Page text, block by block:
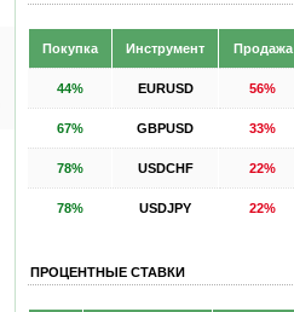
Покупка Инструмент Продажа
44% EURUSD 56%
67% GBPUSD 33%
78% USDCHF 22%
78% USDJPY 22%
ПРОЦЕНТНЫЕ СТАВКИ